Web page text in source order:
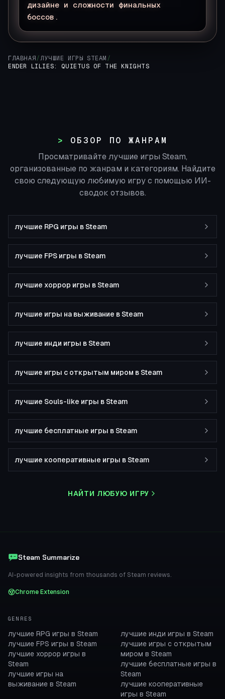
дизайне и сложности финальных
боссов.
ГЛАВНАЯ /ЛУЧШИЕ ИГРЫ STEAM /
ENDER LILIES: QUIETUS OF THE KNIGHTS
ОБЗОР ПО ЖАНРАМ
Просматривайте лучшие игры Steam,
организованные по жанрам и категориям. Найдите
свою следующую любимую игру с помощью ИИ-
сводок отзывов.
лучшие RPG игры в Steam
лучшие FPS игры в Steam
лучшие хоррор игры в Steam
лучшие игры на выживание в Steam
лучшие инди игры в Steam
лучшие игры с открытым миром в Steam
лучшие Souls-like игры в Steam
лучшие бесплатные игры в Steam
лучшие кооперативные игры в Steam
НАЙТИ ЛЮБУЮ ИГРУ
Steam Summarize
AI-powered insights from thousands of Steam reviews.
Chrome Extension
GENRES
лучшие RPG игры в Steam
лучшие FPS игры в Steam
лучшие хоррор игры в
Steam
лучшие игры на
выживание в Steam
лучшие инди игры в Steam
лучшие игры с открытым
миром в Steam
лучшие бесплатные игры в
Steam
лучшие кооперативные
игры в Steam